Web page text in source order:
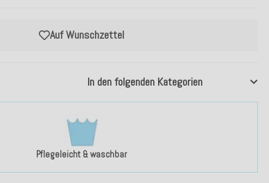
Pflegeleicht & waschbar
In den folgenden Kategorien
Auf Wunschzettel